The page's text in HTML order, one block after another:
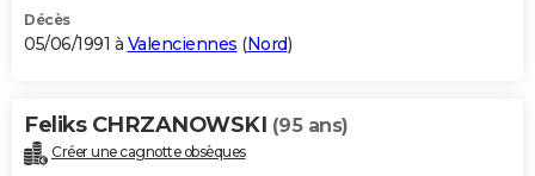
Décès
05/06/1991 à Valenciennes (Nord)
Feliks CHRZANOWSKI (95 ans)
Créer une cagnotte obsèques